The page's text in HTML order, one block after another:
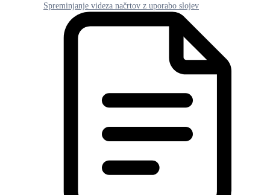
Spreminjanje videza načrtov z uporabo slojev